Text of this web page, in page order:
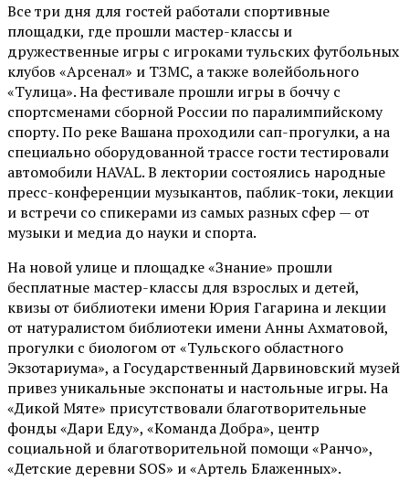
Все три дня для гостей работали спортивные
площадки, где прошли мастер-классы и
дружественные игры с игроками тульских футбольных
клубов «Арсенал» и ТЗМС, а также волейбольного
«Тулица». На фестивале прошли игры в боччу с
спортсменами сборной России по паралимпийскому
спорту. По реке Вашана проходили сап-прогулки, а на
специально оборудованной трассе гости тестировали
автомобили HAVAL. В лектории состоялись народные
пресс-конференции музыкантов, паблик-токи, лекции
и встречи со спикерами из самых разных сфер — от
музыки и медиа до науки и спорта.
На новой улице и площадке «Знание» прошли
бесплатные мастер-классы для взрослых и детей,
квизы от библиотеки имени Юрия Гагарина и лекции
от натуралистом библиотеки имени Анны Ахматовой,
прогулки с биологом от «Тульского областного
Экзотариума», а Государственный Дарвиновский музей
привез уникальные экспонаты и настольные игры. На
«Дикой Мяте» присутствовали благотворительные
фонды «Дари Еду», «Команда Добра», центр
социальной и благотворительной помощи «Ранчо»,
«Детские деревни SOS» и «Артель Блаженных».